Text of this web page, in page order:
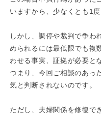
いますから、少なくとも1
しかし、調停や裁判で争わ
められるには最低限でも複
わせる事実、証拠が必要と
つまり、今回ご相談のあっ
気と判断されないのです。
ただし、夫婦関係を修復で